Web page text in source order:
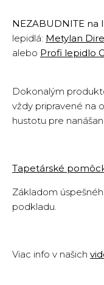
NEZABUDNITE
lepidlá: Metylan
alebo Profi lepidlo
Dokonalým
vždy pripravené na
hustotu pre
Tapetárské
Základom
podkladu.
Viac info v našich